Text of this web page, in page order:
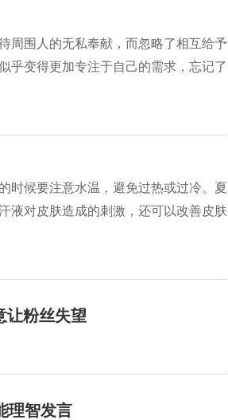
周围人的无私奉献，而忽略了相互给予
乎变得更加专注于自己的需求，忘记了
时候要注意水温，避免过热或过冷。夏
液对皮肤造成的刺激，还可以改善皮肤
让粉丝失望
理智发言